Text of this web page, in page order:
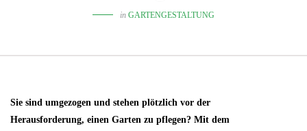
in GARTENGESTALTUNG
Sie sind umgezogen und stehen plötzlich vor der
Herausforderung, einen Garten zu pflegen? Mit dem